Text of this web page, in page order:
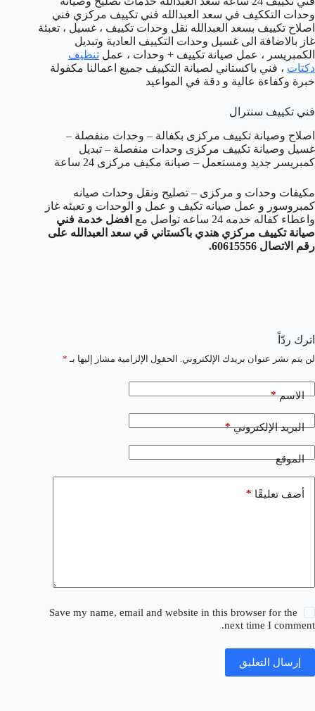
وحدات التككيف في سعد العبدالله فني تكييف مركزي فني
اصلاح تكييف بسعد العبدالله نقل وحدات تكييف ، غسيل ، تعبئة
غاز بالاضافة الى غسيل وحدات التكييف العادية وتبديل
الكمبريسر ، عمل صيانة تكييف + وحدات ، عمل تنظيف
دكتات ، فني باكستاني لصيانة التكييف جميع اعمالنا مكفولة
خبرة وكفاءة عالية و دقة في المواعيد
فني تكييف سنترال
اصلاح وصيانة تكييف مركزى بكفالة – وحدات منفصلة –
غسيل وصيانة تكييف مركزى وحدات منفصلة – تبديل
كمبريسر جديد ومستعمل – صيانة مكيف مركزى 24 ساعة
مكيفات وحدات و مركزى – تصليح ونقل وحدات صيانه
كمبروسور و عمل صيانه تكيف و عمل و الوحدات و تعبئه غاز
واعطاء كفاله خدمه 24 ساعه تواصل مع
افضل خدمة فني
صيانة تكييف مركزي هندي باكستاني قي سعد العبدالله على
رقم الاتصال 60615556.
اترك ردّاً
لن يتم نشر عنوان بريدك الإلكتروني. الحقول الإلزامية مشار إليها بـ *
الاسم*
البريد الإلكتروني*
الموقع
أضف تعليقًا *
Save my name, email and website in this browser for the
next time I comment.
إرسال التعليق